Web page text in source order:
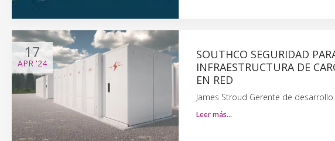
17
APR '24
SOUTHCO SEGURIDAD
INFRAESTRUCTURA DE
EN RED
James Stroud Gerente de
Leer más…